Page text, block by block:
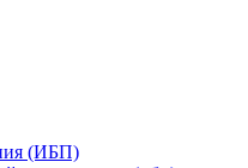
(ИБП)